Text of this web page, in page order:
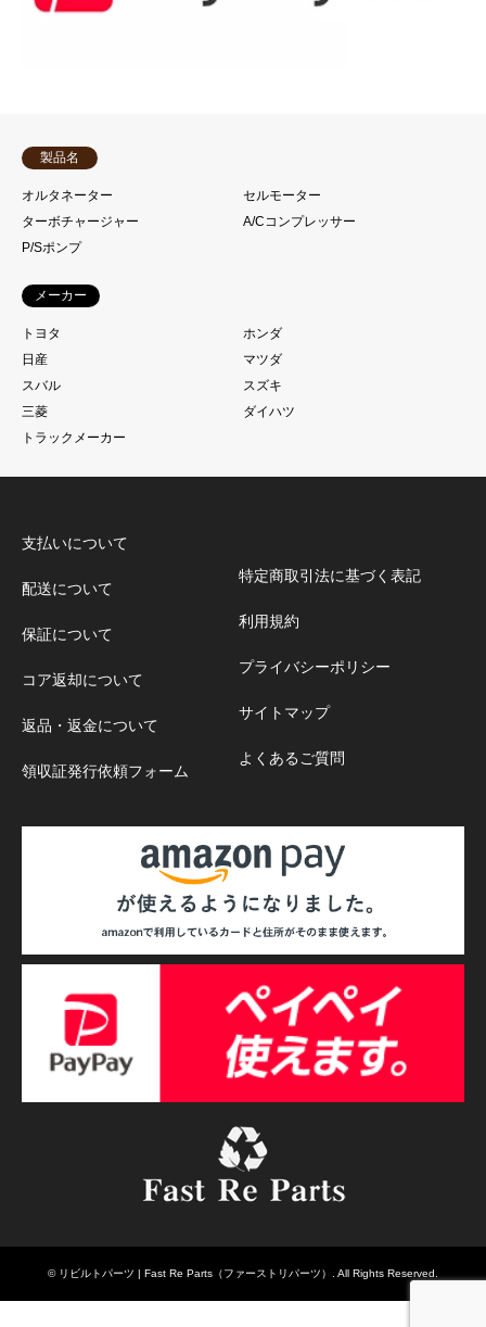
製品名
オルタネーター
セルモーター
ターボチャージャー
A/Cコンプレッサー
P/Sポンプ
メーカー
トヨタ
ホンダ
日産
マツダ
スバル
スズキ
三菱
ダイハツ
トラックメーカー
支払いについて
配送について
保証について
コア返却について
返品・返金について
領収証発行依頼フォーム
特定商取引法に基づく表記
利用規約
プライバシーポリシー
サイトマップ
よくあるご質問
© リビルトパーツ | Fast Re Parts（ファーストリパーツ） . All Rights Reserved.